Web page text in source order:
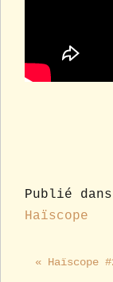
Publié dans
Haïscope
« Haïscope